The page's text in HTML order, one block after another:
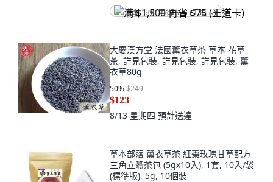
满 $1,500 再省 $75 (王道卡)
大慶漢方堂 法國薰衣草茶 草本 花草
茶, 詳見包裝, 詳見包裝, 詳見包裝, 薰
衣草80g
50%$249
$123
8/13 星期四 預計送達
草本部落 薰衣草茶 紅棗玫瑰甘草配方
三角立體茶包 (5gx10入), 1套, 10入/袋
(標準版), 5g, 10個裝